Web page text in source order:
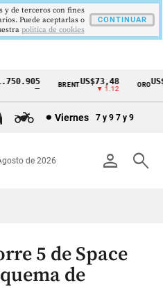
BRENTUS$73,48
▼ 1.12
ORO
Viernes 7 y 9 7 y 9
person search
de 2026
5 de Space
de
y de terceros con fines
Puede aceptarlas o
politica de cookies
CONTINUAR